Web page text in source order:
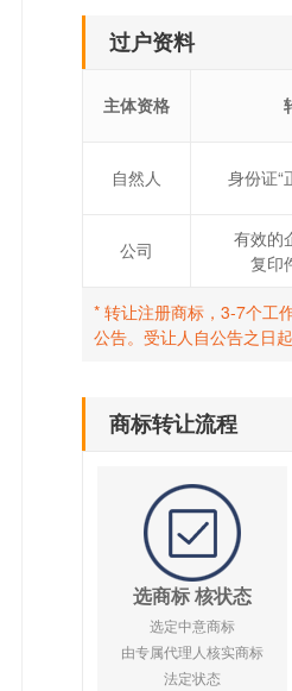
过户资料
主体资格
自然人 身份证“
公司
有效的
复印
* 转让注册商标，3-7个工
公告。受让人自公告之日
商标转让流程
选商标 核状态
选定中意商标
由专属代理人核实商标
法定状态